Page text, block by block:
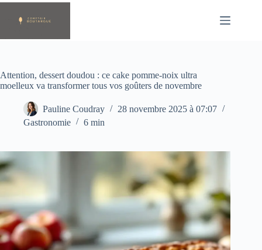
Passer
contenu
Attention, dessert doudou : ce cake pomme-noix ultra
moelleux va transformer tous vos goûters de novembre
Pauline Coudray
28 novembre 2025 à 07:07
Gastronomie
6 min